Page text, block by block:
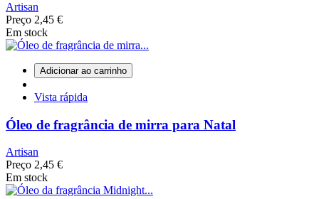
Artisan
Preço 2,45 €
Em stock
Adicionar ao carrinho
Vista rápida
Óleo de fragrância de mirra para Natal
Artisan
Preço 2,45 €
Em stock